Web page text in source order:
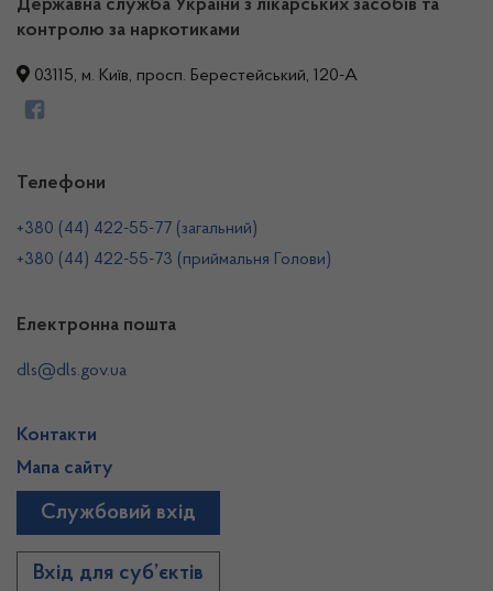
Державна служба України з лікарських засобів та
контролю за наркотиками
03115, м. Київ, просп. Берестейський, 120-А
Телефони
+380 (44) 422-55-77 (загальний)
+380 (44) 422-55-73 (приймальня Голови)
Електронна пошта
dls@dls.gov.ua
Контакти
Мапа сайту
Службовий вхід
Вхід для суб’єктів